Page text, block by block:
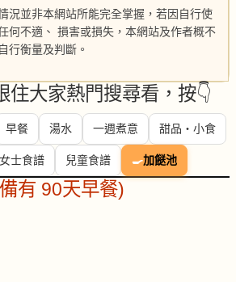
況並非本網站所能完全掌握，若因自行使
何不適、 損害或損失，本網站及作者概不
行衡量及判斷。
住大家熱門搜尋看，按👇
早餐 湯水 一週煮意 甜品・小食
女士食譜 兒童食譜 🍳加餸池
有 90天早餐)